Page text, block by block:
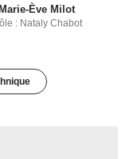
Marie-Ève Milot
: Nataly Chabot